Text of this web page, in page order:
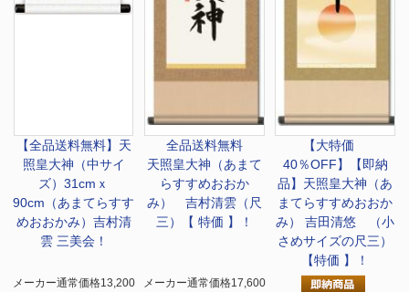
【全品送料無料】 天
照皇大神（中サイ
ズ）31cmｘ
90cm（あまてらすす
めおおかみ）吉村清
雲 三美会！
メーカー通常価格13,200
全品送料無料
天照皇大神（あまて
らすすめおおか
み） 吉村清雲（尺
三）【 特価 】！
メーカー通常価格17,600
【大特価
40％OFF】
【即納
品】天照皇大神（あ
まてらすすめおおか
み） 吉田清悠 （小
さめサイズの尺三）
【特価 】！